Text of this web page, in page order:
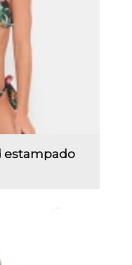
estampado